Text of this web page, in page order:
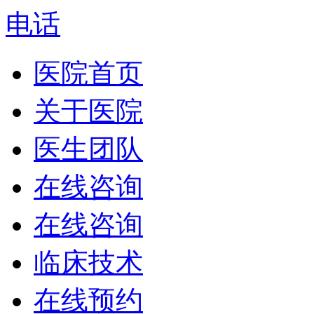
电话
医院首页
关于医院
医生团队
在线咨询
在线咨询
临床技术
在线预约